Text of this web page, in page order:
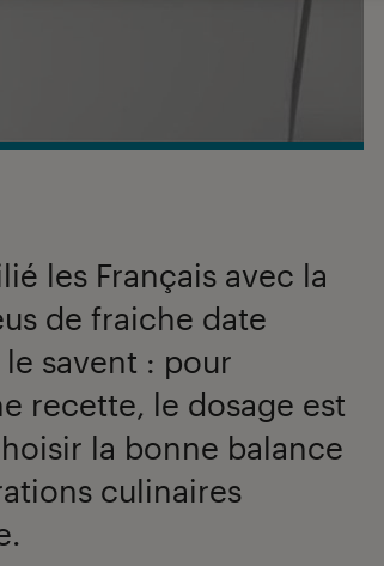
les Français avec la
de fraiche date
savent : pour
recette, le dosage est
la bonne balance
culinaires